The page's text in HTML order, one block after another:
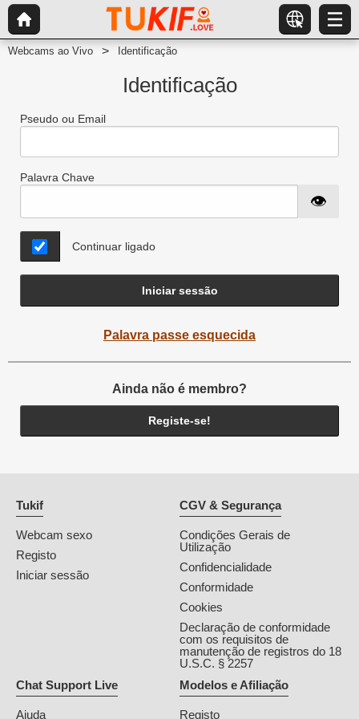
Webcams ao Vivo Identificação
Identificação
Pseudo ou Email
Palavra Chave
Continuar ligado
Iniciar sessão
Palavra passe esquecida
Ainda não é membro?
Registe-se!
Tukif
Webcam sexo
Registo
Iniciar sessão
CGV & Segurança
Condições Gerais de
Utilização
Confidencialidade
Conformidade
Cookies
Declaração de conformidade
com os requisitos de
manutenção de registros do 18
U.S.C. § 2257
Chat Support Live
Ajuda
Modelos e Afiliação
Registo